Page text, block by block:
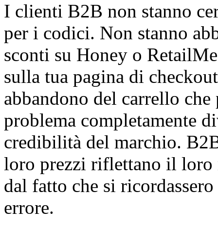
I clienti B2B non stanno
per i codici. Non stanno
sconti su Honey o
sulla tua pagina di
abbandono del carrello
problema completamente
credibilità del marchio.
loro prezzi riflettano il loro
dal fatto che si
errore.